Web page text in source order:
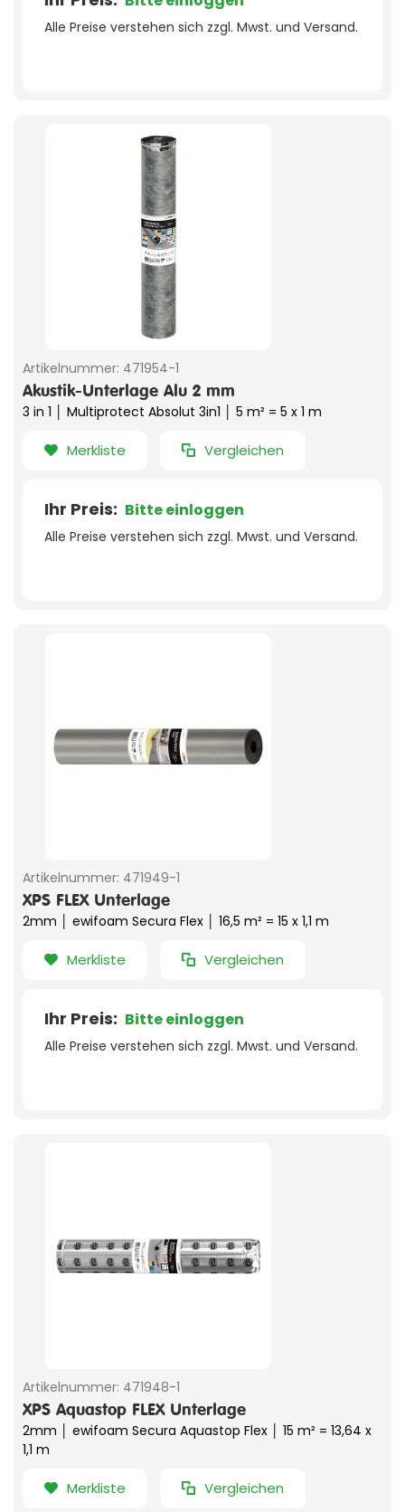
Alle Preise verstehen sich zzgl. Mwst. und Versand.
Artikelnummer: 471954-1
Akustik-Unterlage Alu 2 mm
3 in 1 │ Multiprotect Absolut 3in1 │ 5 m² = 5 x 1 m
Merkliste Vergleichen
Ihr Preis: Bitte einloggen
Alle Preise verstehen sich zzgl. Mwst. und Versand.
Artikelnummer: 471949-1
XPS FLEX Unterlage
2mm │ ewifoam Secura Flex │ 16,5 m² = 15 x 1,1 m
Merkliste Vergleichen
Ihr Preis: Bitte einloggen
Alle Preise verstehen sich zzgl. Mwst. und Versand.
Artikelnummer: 471948-1
XPS Aquastop FLEX Unterlage
2mm │ ewifoam Secura Aquastop Flex │ 15 m² = 13,64 x
1,1 m
Merkliste Vergleichen